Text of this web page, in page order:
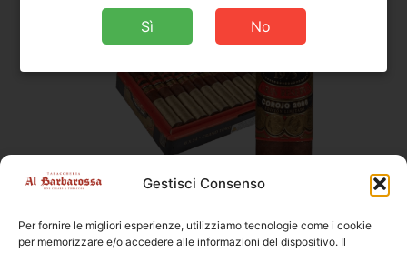
Gestisci Consenso
Per fornire le migliori esperienze, utilizziamo tecnologie come i cookie
per memorizzare e/o accedere alle informazioni del dispositivo. Il
A. Flores
A. Flores 1975 Gran Reserva Robusto
Dimensioni
127 × 19,8 mm
Sì No